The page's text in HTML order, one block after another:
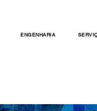
ENGENHARIA